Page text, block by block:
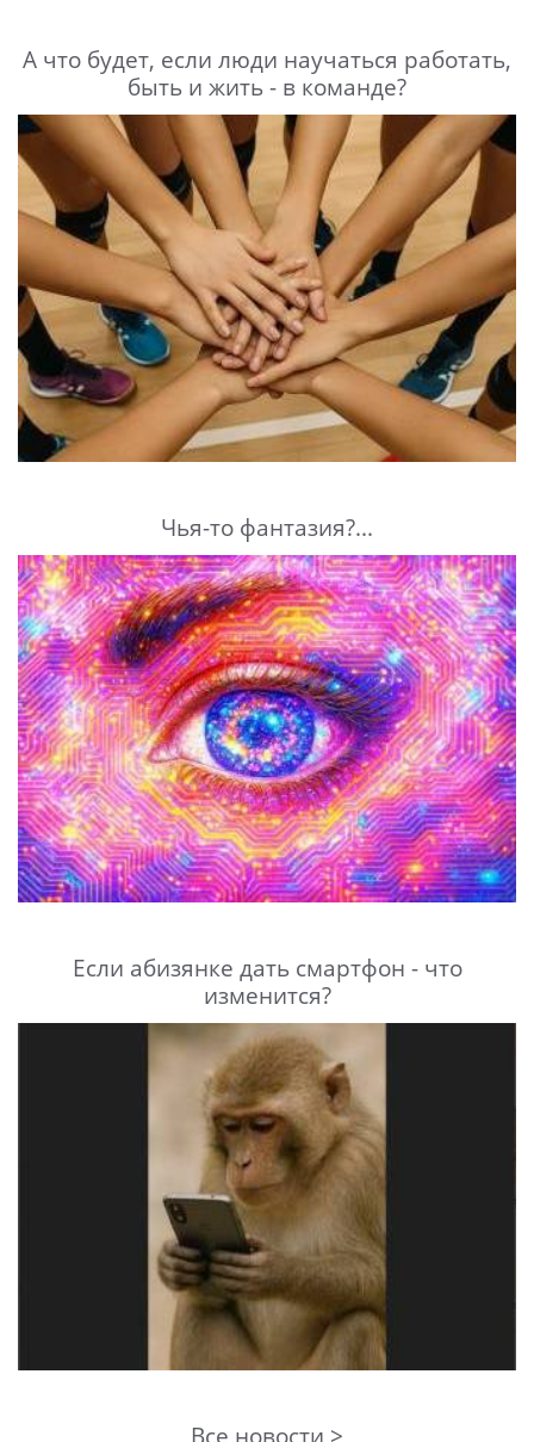
А что будет, если люди научаться работать,
быть и жить - в команде?
Чья-то фантазия?...
Если абизянке дать смартфон - что
изменится?